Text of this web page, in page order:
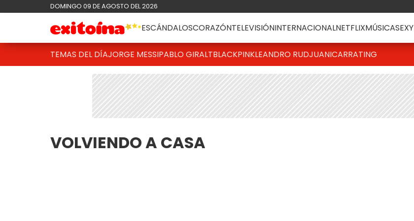
DOMINGO 09 DE AGOSTO DEL 2026
ESCÁNDALOSCORAZÓNTELEVISIÓNINTERNACIONALNETFLIXMÚSICASEXY
TEMAS DEL DÍAJORGE MESSIPABLO GIRALTBLACKPINKLEANDRO RUDJUANICARRATING
VOLVIENDO A CASA